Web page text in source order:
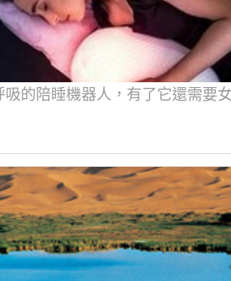
吸的陪睡機器人，有了它還需要